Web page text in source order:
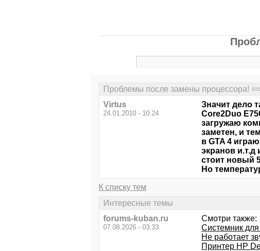
Проблемы после замены процессора!
Virtus
24.01.2010 - 10:24
Значит дело
Core2Duo
загружаю
заметен, и
в GTA 4
экранов и.т.д
стоит новый
Но
К списку тем
Интересные темы
forums-kuban.ru
07.08.2026 - 03:33
Смотри также:
Системник для
Не работает
Принтер HP